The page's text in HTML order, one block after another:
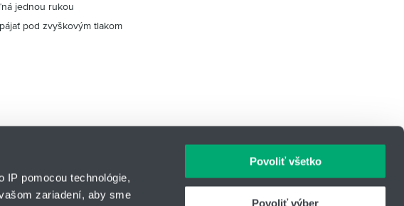
IP pomocou technológie,
zariadení, aby sme
Povoliť všetko
Povoliť výber
jednou rukou
pod zvyškovým tlakom